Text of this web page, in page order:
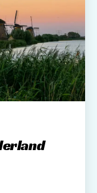
doen. Hier